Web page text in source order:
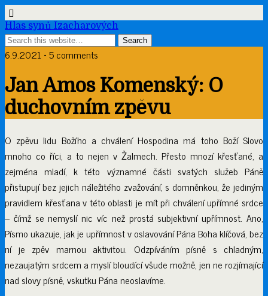
Hlas synů Izacharových
6.9.2021 • 5 comments
Jan Amos Komenský: O
duchovním zpěvu
O zpěvu lidu Božího a chválení Hospodina má toho Boží Slovo
mnoho co říci, a to nejen v Žalmech. Přesto mnozí křesťané, a
zejména mladí, k této významné části svatých služeb Páně
přistupují bez jejich náležitého zvažování, s domněnkou, že jediným
pravidlem křesťana v této oblasti je mít při chválení upřímné srdce
– čímž se nemyslí nic víc než prostá subjektivní upřímnost. Ano,
Písmo ukazuje, jak je upřímnost v oslavování Pána Boha klíčová, bez
ní je zpěv marnou aktivitou. Odzpíváním písně s chladným,
nezaujatým srdcem a myslí bloudící všude možně, jen ne rozjímající
nad slovy písně, vskutku Pána neoslavíme.